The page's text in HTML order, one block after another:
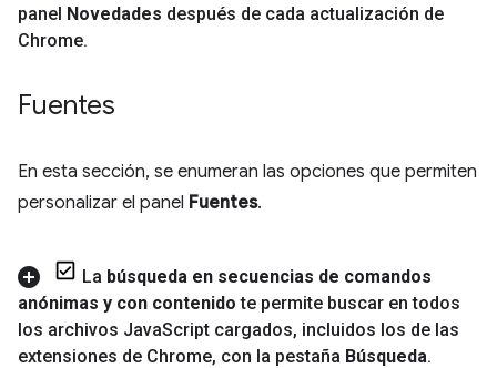
panel Novedades después de cada actualización de
Chrome.
Fuentes
En esta sección, se enumeran las opciones que permiten
personalizar el panel Fuentes.
La búsqueda en secuencias de comandos
anónimas y con contenido te permite buscar en todos
los archivos JavaScript cargados, incluidos los de las
extensiones de Chrome, con la pestaña Búsqueda.